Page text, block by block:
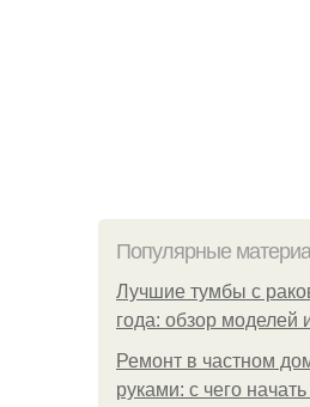
Популярные
Лучшие тумбы с
года: обзор моделей
Ремонт в частном
руками: с чего начать